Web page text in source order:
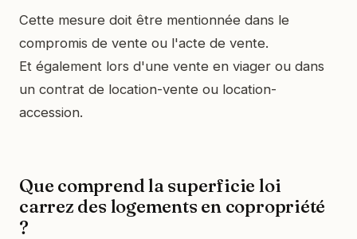
Cette mesure doit être mentionnée dans le
compromis de vente ou l'acte de vente.
Et également lors d'une vente en viager ou dans
un contrat de location-vente ou location-
accession.
Que comprend la superficie loi
carrez des logements en copropriété
?